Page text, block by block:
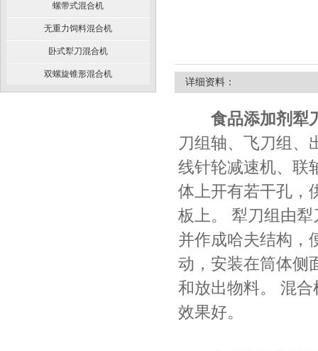
螺带式混合机
无重力饲料混合机
卧式犁刀混合机
双螺旋锥形混合机
详细资料：
食品添加剂犁
刀组轴、飞刀组、
线针轮减速机、联
体上开有若干孔，
板上。 犁刀组由
并作成哈夫结构，
动，安装在筒体侧
和放出物料。 混
效果好。